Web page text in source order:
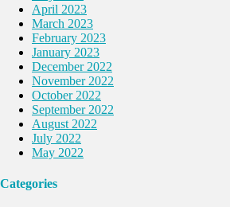
April 2023
March 2023
February 2023
January 2023
December 2022
November 2022
October 2022
September 2022
August 2022
July 2022
May 2022
Categories